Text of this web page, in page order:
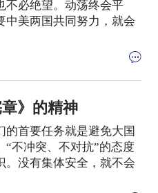
不必绝望。动荡终会平
中美两国共同努力，就会
》的精神
首要任务就是避免大国
“不冲突、不对抗”的态度
。没有集体安全，就不会